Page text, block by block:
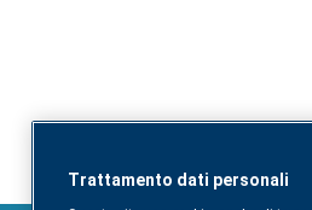
Trattamento dati personali